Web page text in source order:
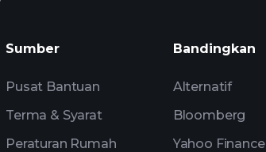
Watchlists
Sumber
Pusat Bantuan
Terma & Syarat
Peraturan Rumah
Bandingkan
Alternatif
Bloomberg
Yahoo Finance